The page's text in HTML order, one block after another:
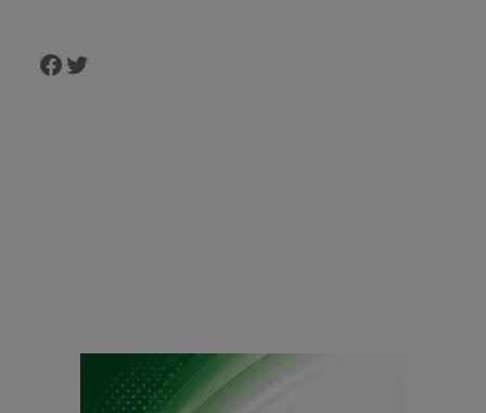
Facebook
Twitter